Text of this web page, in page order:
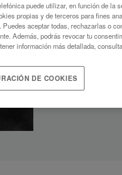
puede utilizar, en función de la
propias y de terceros para fines
Puedes aceptar todas, rechazarlas o
Además, podrás revocar tu
información más detallada,
DE COOKIES